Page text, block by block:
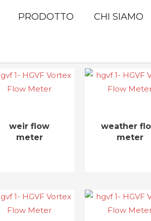
PRODOTTO CHI SIAMO
weir flow
meter
weather
meter